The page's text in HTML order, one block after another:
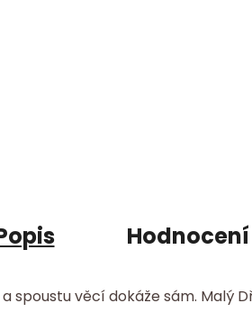
Hodnocení
spoustu věcí dokáže sám. Malý